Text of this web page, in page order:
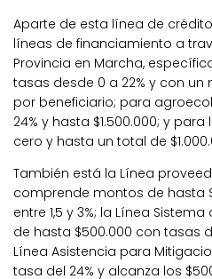
Aparte de esta línea de
líneas de financiamiento a
Provincia en Marcha,
tasas desde 0 a 22% y con
por beneficiario; para
24% y hasta $1.500.000; y
cero y hasta un total de
También está la Línea
comprende montos de hasta
entre 1,5 y 3%; la Línea
de hasta $500.000 con tasas
Línea Asistencia para
tasa del 24% y alcanza los